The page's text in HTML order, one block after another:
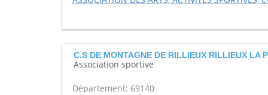
C.S DE MONTAGNE DE RILLIEUX RILLIEUX LA
Association sportive
Département: 69140